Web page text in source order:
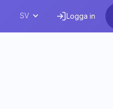
SV Logga in